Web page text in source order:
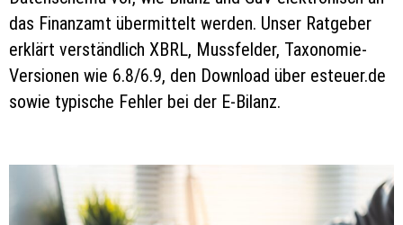
das Finanzamt übermittelt werden. Unser Ratgeber
erklärt verständlich XBRL, Mussfelder, Taxonomie-
Versionen wie 6.8/6.9, den Download über esteuer.de
sowie typische Fehler bei der E-Bilanz.